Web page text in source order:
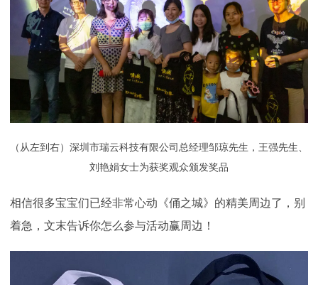
（从左到右）深圳市瑞云科技有限公司总经理邹琼先生，王强先生、
刘艳娟女士为获奖观众颁发奖品
相信很多宝宝们已经非常心动《俑之城》的精美周边了，别
着急，文末告诉你怎么参与活动赢周边！